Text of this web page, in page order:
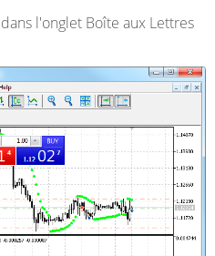
l'onglet Boîte aux Lettres